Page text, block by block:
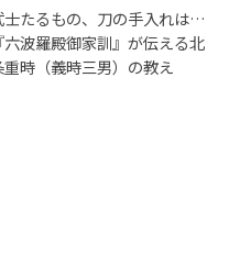
士たるもの、刀の手入れは…
六波羅殿御家訓』が伝える北
重時（義時三男）の教え